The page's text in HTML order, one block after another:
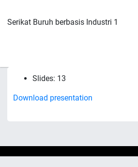
Serikat Buruh berbasis Industri 1
Slides: 13
Download presentation